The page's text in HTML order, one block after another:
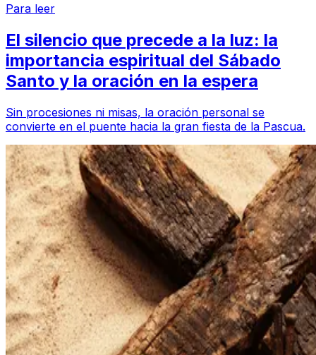
Para leer
El silencio que precede a la luz: la
importancia espiritual del Sábado
Santo y la oración en la espera
Sin procesiones ni misas, la oración personal se
convierte en el puente hacia la gran fiesta de la Pascua.